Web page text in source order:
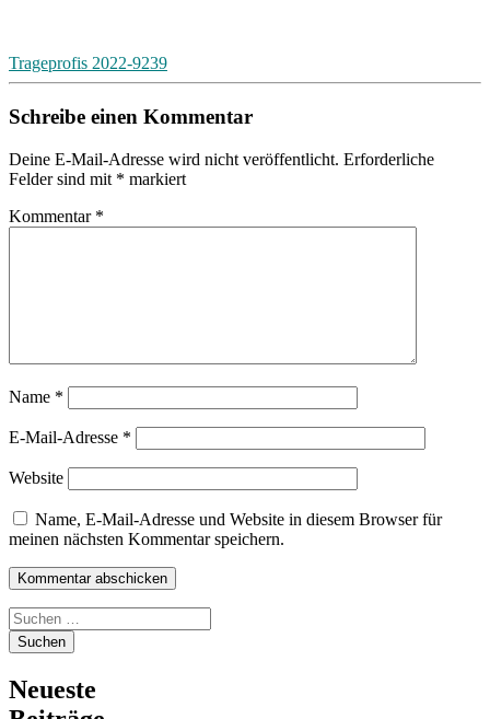
Beitragsnavigation
Trageprofis 2022-9239
Schreibe einen Kommentar
Deine E-Mail-Adresse wird nicht veröffentlicht. Erforderliche
Felder sind mit * markiert
Kommentar *
Name *
E-Mail-Adresse *
Website
Name, E-Mail-Adresse und Website in diesem Browser für
meinen nächsten Kommentar speichern.
Suchen
nach:
Neueste